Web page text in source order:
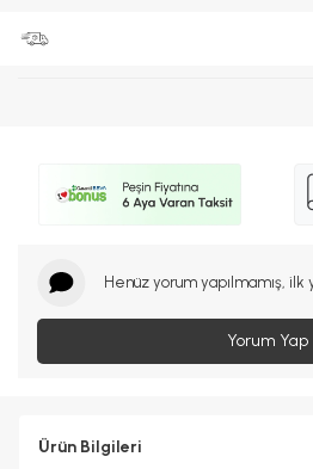
Henüz yorum yapılmamış, ilk
Yorum Yap
Ürün Bilgileri